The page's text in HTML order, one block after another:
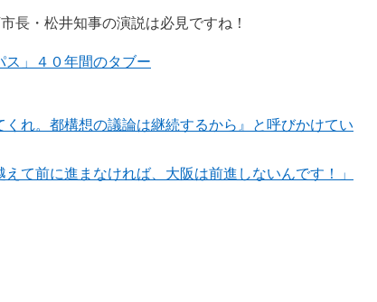
長・松井知事の演説は必見ですね！
」４０年間のタブー
れ。都構想の議論は継続するから』と呼びかけてい
て前に進まなければ、大阪は前進しないんです！」